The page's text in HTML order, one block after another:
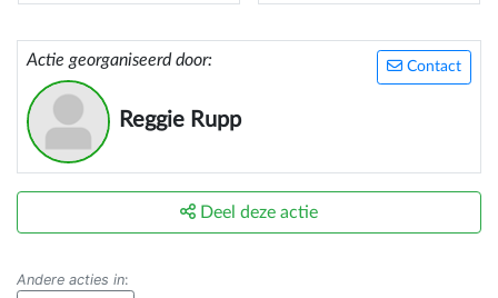
Contact
Actie georganiseerd door:
Reggie Rupp
Deel deze actie
Andere acties in: